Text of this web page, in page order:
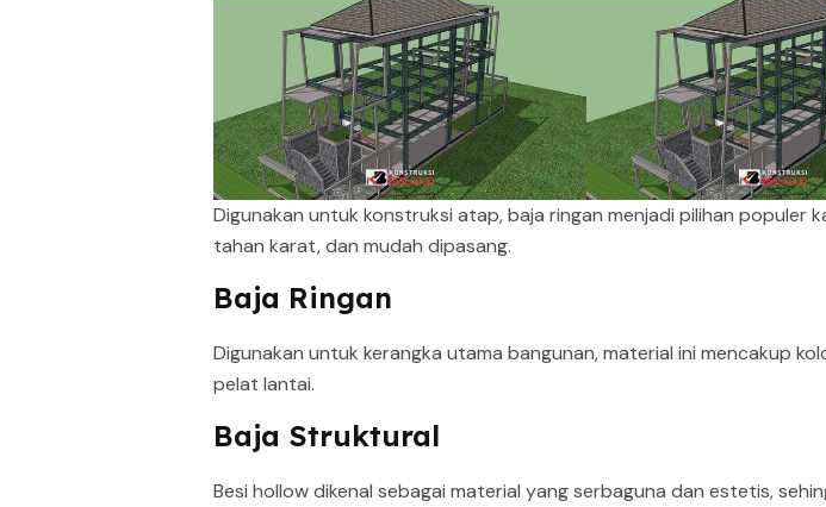
Digunakan untuk konstruksi atap, baja ringan menjadi pilihan populer
tahan karat, dan mudah dipasang.
Baja Ringan
Digunakan untuk kerangka utama bangunan, material ini mencakup
pelat lantai.
Baja Struktural
Besi hollow dikenal sebagai material yang serbaguna dan estetis,